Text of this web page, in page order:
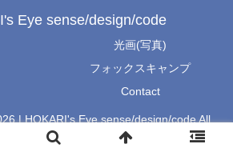
Eye sense/design/code
光画(写真)
フォックスキャンプ
Contact
| HOKARI's Eye sense/design/code All
Rights Reserved.